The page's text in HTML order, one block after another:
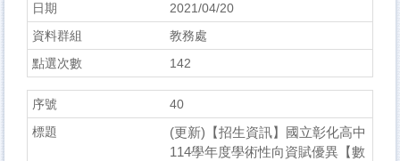
2021/04/20
教務處
142
40
(更新)【招生資訊】國立彰化高中
114學年度學術性向資賦優異【數